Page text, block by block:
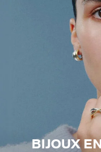
BIJOUX